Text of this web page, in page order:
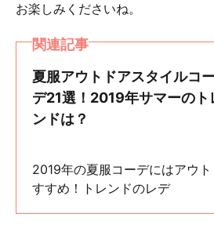
お楽しみくださいね。
関連記事
夏服アウトドアスタイルコ
デ21選！2019年サマーのト
ンドは？
2019年の夏服コーデにはアウ
すすめ！トレンドのレデ